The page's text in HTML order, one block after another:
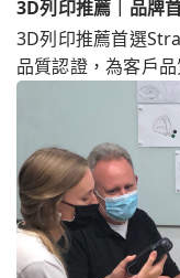
3D列印推薦｜品牌
3D列印推薦首選
品質認證，為客戶品